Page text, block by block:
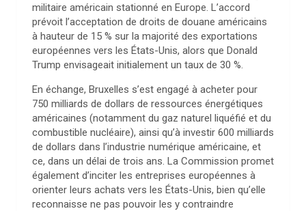
militaire américain stationné en Europe. L’accord
prévoit l’acceptation de droits de douane américains
à hauteur de 15 % sur la majorité des exportations
européennes vers les États-Unis, alors que Donald
Trump envisageait initialement un taux de 30 %.
En échange, Bruxelles s’est engagé à acheter pour
750 milliards de dollars de ressources énergétiques
américaines (notamment du gaz naturel liquéfié et du
combustible nucléaire), ainsi qu’à investir 600 milliards
de dollars dans l’industrie numérique américaine, et
ce, dans un délai de trois ans. La Commission promet
également d’inciter les entreprises européennes à
orienter leurs achats vers les États-Unis, bien qu’elle
reconnaisse ne pas pouvoir les y contraindre